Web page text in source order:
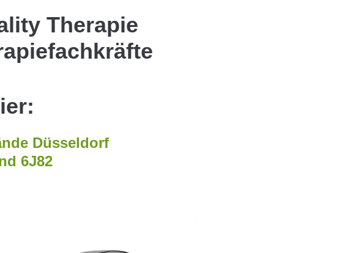
Therapie
Düsseldorf
6J82